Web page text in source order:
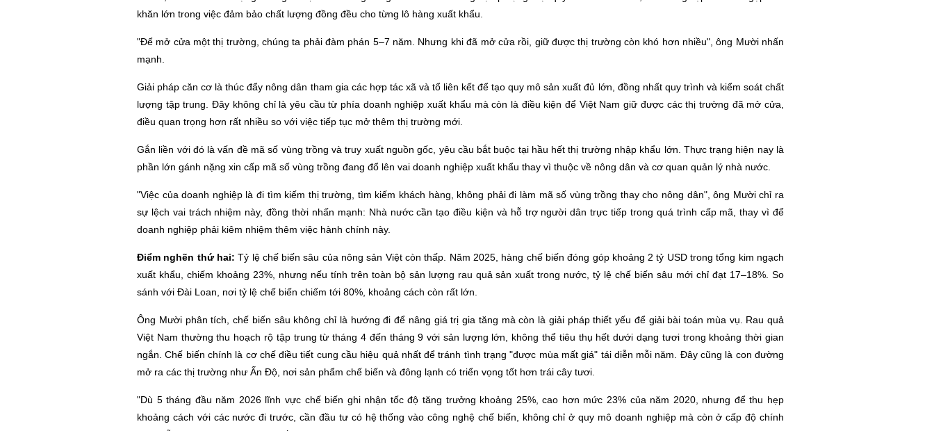
khăn lớn trong việc đảm bảo chất lượng đồng đều cho từng lô hàng xuất khẩu.
"Để mở cửa một thị trường, chúng ta phải đàm phán 5–7 năm. Nhưng khi đã mở cửa rồi, giữ được thị trường còn khó hơn nhiều", ông Mười nhấn
mạnh.
Giải pháp căn cơ là thúc đẩy nông dân tham gia các hợp tác xã và tổ liên kết để tạo quy mô sản xuất đủ lớn, đồng nhất quy trình và kiểm soát chất
lượng tập trung. Đây không chỉ là yêu cầu từ phía doanh nghiệp xuất khẩu mà còn là điều kiện để Việt Nam giữ được các thị trường đã mở cửa,
điều quan trọng hơn rất nhiều so với việc tiếp tục mở thêm thị trường mới.
Gắn liền với đó là vấn đề mã số vùng trồng và truy xuất nguồn gốc, yêu cầu bắt buộc tại hầu hết thị trường nhập khẩu lớn. Thực trạng hiện nay là
phần lớn gánh nặng xin cấp mã số vùng trồng đang đổ lên vai doanh nghiệp xuất khẩu thay vì thuộc về nông dân và cơ quan quản lý nhà nước.
"Việc của doanh nghiệp là đi tìm kiếm thị trường, tìm kiếm khách hàng, không phải đi làm mã số vùng trồng thay cho nông dân", ông Mười chỉ ra
sự lệch vai trách nhiệm này, đồng thời nhấn mạnh: Nhà nước cần tạo điều kiện và hỗ trợ người dân trực tiếp trong quá trình cấp mã, thay vì để
doanh nghiệp phải kiêm nhiệm thêm việc hành chính này.
Điểm nghẽn thứ hai: Tỷ lệ chế biến sâu của nông sản Việt còn thấp. Năm 2025, hàng chế biến đóng góp khoảng 2 tỷ USD trong tổng kim ngạch
xuất khẩu, chiếm khoảng 23%, nhưng nếu tính trên toàn bộ sản lượng rau quả sản xuất trong nước, tỷ lệ chế biến sâu mới chỉ đạt 17–18%. So
sánh với Đài Loan, nơi tỷ lệ chế biến chiếm tới 80%, khoảng cách còn rất lớn.
Ông Mười phân tích, chế biến sâu không chỉ là hướng đi để nâng giá trị gia tăng mà còn là giải pháp thiết yếu để giải bài toán mùa vụ. Rau quả
Việt Nam thường thu hoạch rộ tập trung từ tháng 4 đến tháng 9 với sản lượng lớn, không thể tiêu thụ hết dưới dạng tươi trong khoảng thời gian
ngắn. Chế biến chính là cơ chế điều tiết cung cầu hiệu quả nhất để tránh tình trạng "được mùa mất giá" tái diễn mỗi năm. Đây cũng là con đường
mở ra các thị trường như Ấn Độ, nơi sản phẩm chế biến và đông lạnh có triển vọng tốt hơn trái cây tươi.
"Dù 5 tháng đầu năm 2026 lĩnh vực chế biến ghi nhận tốc độ tăng trưởng khoảng 25%, cao hơn mức 23% của năm 2020, nhưng để thu hẹp
khoảng cách với các nước đi trước, cần đầu tư có hệ thống vào công nghệ chế biến, không chỉ ở quy mô doanh nghiệp mà còn ở cấp độ chính